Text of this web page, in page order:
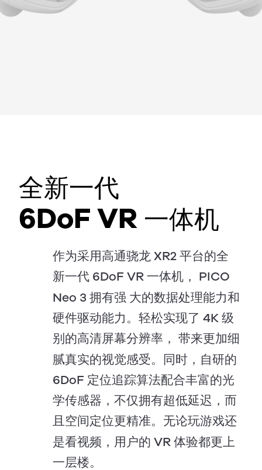
全新一代
6DoF VR 一体机
作为采用高通骁龙 XR2 平台的全
新一代 6DoF VR 一体机，
PICO
Neo 3 拥有强 大的数据处理能力和
硬件驱动能力。轻松实现了 4K 级
别的高清屏幕分辨率， 带来更加细
腻真实的视觉感受。同时，自研的
6DoF 定位追踪算法配合丰富的光
学传感器，不仅拥有超低延迟，而
且空间定位更精准。无论玩游戏还
是看视频，用户的 VR 体验都更上
一层楼。